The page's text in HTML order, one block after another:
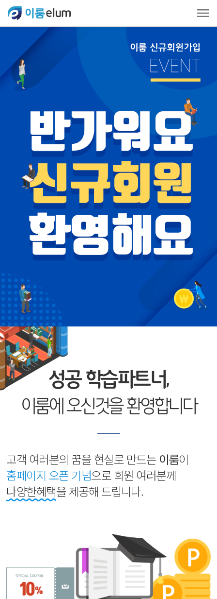
성공 학습파트너,
이룸에 오신것을 환영합니다
고객 여러분의 꿈을 현실로 만드는 이룸이
홈페이지 오픈 기념으로 회원 여러분께
다양한혜택을 제공해 드립니다.